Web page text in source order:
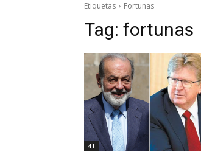
Etiquetas Fortunas
Tag: fortunas
4T